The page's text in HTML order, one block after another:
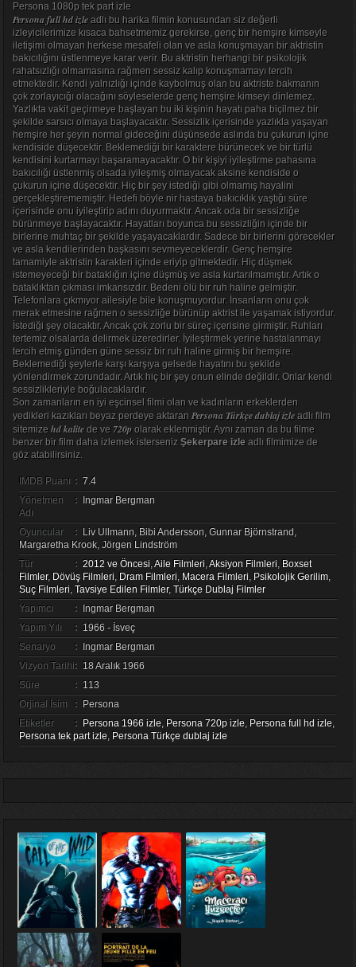
Persona 1080p tek part izle
Persona full hd izleadlı bu harika filmin konusundan siz değerli
izleyicilerimize kısaca bahsetmemiz gerekirse, genç bir hemşire kimseyle
iletişimi olmayan herkese mesafeli olan ve asla konuşmayan bir aktristin
bakıcılığını üstlenmeye karar verir. Bu aktristin herhangi bir psikolojik
rahatsızlığı olmamasına rağmen sessiz kalıp konuşmamayı tercih
etmektedir. Kendi yalnızlığı içinde kaybolmuş olan bu aktriste bakmanın
çok zorlayıcığı olacağını söyleselerde genç hemşire kimseyi dinlemez.
Yazlıkta vakit geçirmeye başlayan bu iki kişinin hayatı paha biçilmez bir
şekilde sarsıcı olmaya başlayacaktır. Sessizlik içerisinde yazlıkla yaşayan
hemşire her şeyin normal gideceğini düşünsede aslında bu çukurun içine
kendiside düşecektir. Beklemediği bir karaktere bürünecek ve bir türlü
kendisini kurtarmayı başaramayacaktır. O bir kişiyi iyileştirme pahasına
bakıcılığı üstlenmiş olsada iyileşmiş olmayacak aksine kendiside o
çukurun içine düşecektir. Hiç bir şey istediği gibi olmamış hayalini
gerçekleştirememiştir. Hedefi böyle nir hastaya bakıcıklık yaştığı süre
içerisinde onu iyileştirip adını duyurmaktır. Ancak oda bir sessizliğe
bürünmeye başlayacaktır. Hayatları boyunca bu sessizliğin içinde bir
birlerine muhtaç bir şekilde yaşayacaklardır. Sadece bir birlerini görecekler
ve asla kendilerinden başkasını sevmeyeceklerdir. Genç hemşire
tamamiyle aktristin karakteri içinde eriyip gitmektedir. Hiç düşmek
istemeyeceği bir bataklığın içine düşmüş ve asla kurtarılmamıştır. Artık o
bataklıktan çıkması imkansızdır. Bedeni ölü bir ruh haline gelmiştir.
Telefonlara çıkmıyor ailesiyle bile konuşmuyordur. İnsanların onu çok
merak etmesine rağmen o sessizliğe bürünüp aktrist ile yaşamak istiyordur.
İstediği şey olacaktır. Ancak çok zorlu bir süreç içerisine girmiştir. Ruhları
tertemiz olsalarda delirmek üzeredirler. İyileştirmek yerine hastalanmayı
tercih etmiş günden güne sessiz bir ruh haline girmiş bir hemşire.
Beklemediği şeylerle karşı karşıya gelsede hayatını bu şekilde
yönlendirmek zorundadır. Artık hiç bir şey onun elinde değildir. Onlar kendi
sessizlikleriyle boğulacaklardır.
Son zamanların en iyi eşcinsel filmi olan ve kadınların erkeklerden
yedikleri kazıkları beyaz perdeye aktaran Persona Türkçe dublaj izleadlı film
sitemize hd kalitede ve 720polarak eklenmiştir. Aynı zaman da bu filme
benzer bir film daha izlemek isterseniz Şekerpare izleadlı filmimize de
göz atabilirsiniz.
IMDB Puanı : 7.4
Yönetmen
Adı
: Ingmar Bergman
Oyuncular : Liv Ullmann, Bibi Andersson, Gunnar Björnstrand,
Margaretha Krook, Jörgen Lindström
Tür
: 2012 ve Öncesi,Aile Filmleri,Aksiyon Filmleri, Boxset
Filmler, Dövüş Filmleri, Dram Filmleri, Macera Filmleri, Psikolojik Gerilim,
Suç Filmleri, Tavsiye Edilen Filmler, Türkçe Dublaj Filmler
Yapımcı
: Ingmar Bergman
Yapım Yılı
: 1966 - İsveç
Senaryo
: Ingmar Bergman
Vizyon Tarihi: 18 Aralık 1966
Süre
: 113
Orjinal İsim
: Persona
Etiketler
: Persona 1966 izle, Persona 720p izle, Persona full hd izle,
Persona tek part izle, Persona Türkçe dublaj izle